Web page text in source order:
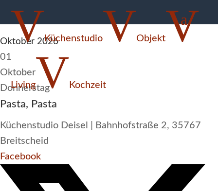
Pasta Pasta
Oktober 2026
01
Oktober
Donnerstag
Pasta, Pasta
Küchenstudio Deisel | Bahnhofstraße 2, 35767
Breitscheid
Facebook
VKüchenstudioVObjektV
LivingVKochzeit